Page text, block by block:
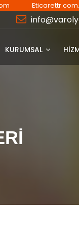
KURUMSAL